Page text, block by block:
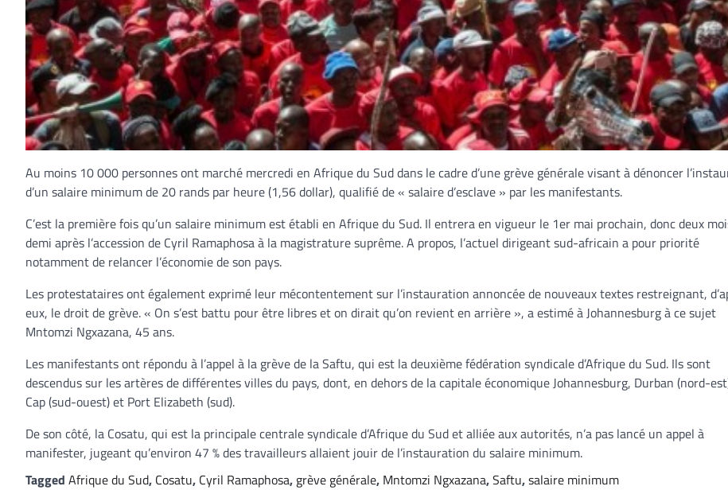
Au moins 10 000 personnes ont marché mercredi en Afrique du Sud dans le cadre d’une grève générale visant à dénoncer
d’un salaire minimum de 20 rands par heure (1,56 dollar), qualifié de « salaire d’esclave » par les manifestants.
C’est la première fois qu’un salaire minimum est établi en Afrique du Sud. Il entrera en vigueur le 1er mai prochain, donc deux
demi après l’accession de Cyril Ramaphosa à la magistrature suprême. A propos, l’actuel dirigeant sud-africain a pour priorité
notamment de relancer l’économie de son pays.
Les protestataires ont également exprimé leur mécontentement sur l’instauration annoncée de nouveaux textes restreignant,
eux, le droit de grève. « On s’est battu pour être libres et on dirait qu’on revient en arrière », a estimé à Johannesburg à ce sujet
Mntomzi Ngxazana, 45 ans.
Les manifestants ont répondu à l’appel à la grève de la Saftu, qui est la deuxième fédération syndicale d’Afrique du Sud. Ils sont
descendus sur les artères de différentes villes du pays, dont, en dehors de la capitale économique Johannesburg, Durban (nord-
Cap (sud-ouest) et Port Elizabeth (sud).
De son côté, la Cosatu, qui est la principale centrale syndicale d’Afrique du Sud et alliée aux autorités, n’a pas lancé un appel à
manifester, jugeant qu’environ 47 % des travailleurs allaient jouir de l’instauration du salaire minimum.
Tagged Afrique du Sud, Cosatu, Cyril Ramaphosa, grève générale, Mntomzi Ngxazana,Saftu,salaire minimum